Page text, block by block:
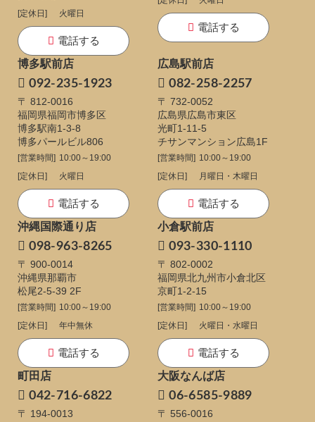
[定休日]
火曜日
電話する
電話する
博多駅前店
092-235-1923
〒 812-0016
福岡県福岡市博多区
博多駅南1-3-8
博多パールビル806
[営業時間] 10:00～19:00
[定休日]
火曜日
電話する
広島駅前店
082-258-2257
〒 732-0052
広島県広島市東区
光町1-11-5
チサンマンション広島1F
[営業時間] 10:00～19:00
[定休日]
月曜日・木曜日
電話する
沖縄国際通り店
098-963-8265
〒 900-0014
沖縄県那覇市
松尾2-5-39 2F
[営業時間] 10:00～19:00
[定休日]
年中無休
電話する
小倉駅前店
093-330-1110
〒 802-0002
福岡県北九州市小倉北区
京町1-2-15
[営業時間] 10:00～19:00
[定休日]
火曜日・水曜日
電話する
町田店
042-716-6822
〒 194-0013
大阪なんば店
06-6585-9889
〒 556-0016